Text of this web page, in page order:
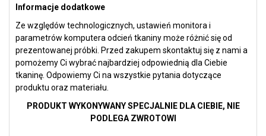
Informacje dodatkowe
Ze względów technologicznych, ustawień monitora i
parametrów komputera odcień tkaniny może różnić się od
prezentowanej próbki. Przed zakupem skontaktuj się z nami a
pomożemy Ci wybrać najbardziej odpowiednią dla Ciebie
tkaninę. Odpowiemy Ci na wszystkie pytania dotyczące
produktu oraz materiału.
PRODUKT WYKONYWANY SPECJALNIE DLA CIEBIE, NIE
PODLEGA ZWROTOWI